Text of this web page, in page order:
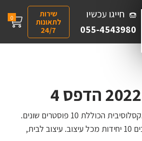
0
שירות
לתאונות
24/7
חייגו עכשיו
055-4543980
זהו חלק אחד מקולקציית הפוסטרים האקסלוסיבית הכוללת 10 פוסטרים שונים.
את החבילה יצרנו בייצור מוגבל 10 עיצובים 10 יחידות מכל עיצוב. עיצוב לבית,